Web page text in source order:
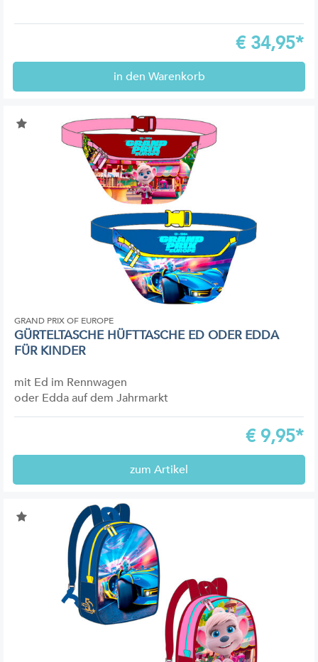
€ 34,95*
in den Warenkorb
GRAND PRIX OF EUROPE
GÜRTELTASCHE HÜFTTASCHE ED ODER EDDA
FÜR KINDER
mit Ed im Rennwagen
oder Edda auf dem Jahrmarkt
€ 9,95*
zum Artikel